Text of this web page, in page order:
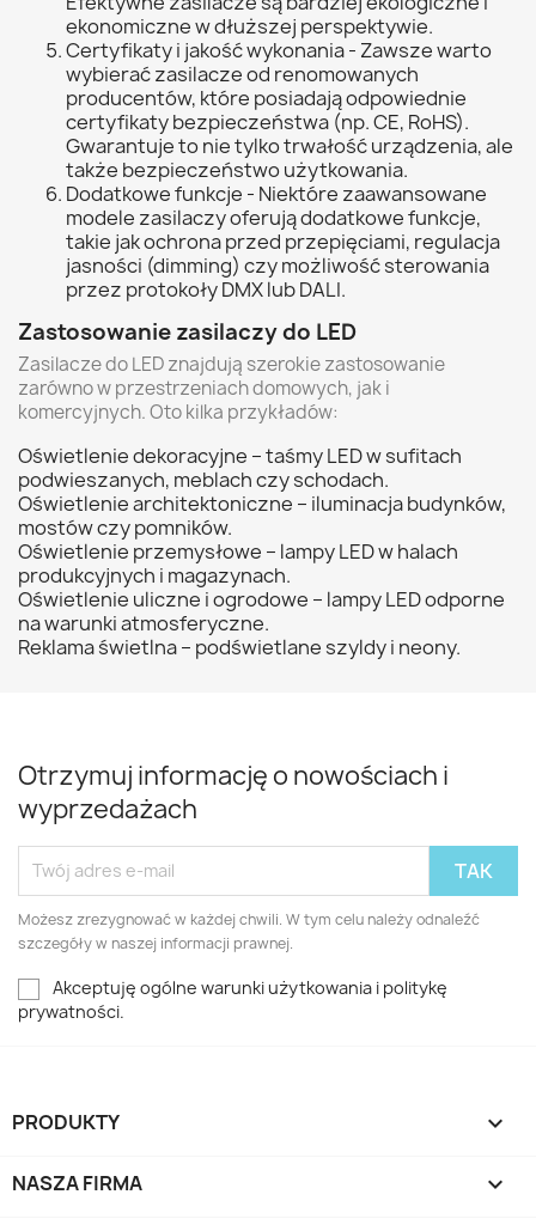
ekonomiczne w dłuższej perspektywie.
Certyfikaty i jakość wykonania - Zawsze warto
wybierać zasilacze od renomowanych
producentów, które posiadają odpowiednie
certyfikaty bezpieczeństwa (np. CE, RoHS).
Gwarantuje to nie tylko trwałość urządzenia, ale
także bezpieczeństwo użytkowania.
Dodatkowe funkcje - Niektóre zaawansowane
modele zasilaczy oferują dodatkowe funkcje,
takie jak ochrona przed przepięciami, regulacja
jasności (dimming) czy możliwość sterowania
przez protokoły DMX lub DALI.
Zastosowanie zasilaczy do LED
Zasilacze do LED znajdują szerokie zastosowanie
zarówno w przestrzeniach domowych, jak i
komercyjnych. Oto kilka przykładów:
Oświetlenie dekoracyjne – taśmy LED w sufitach
podwieszanych, meblach czy schodach.
Oświetlenie architektoniczne – iluminacja budynków,
mostów czy pomników.
Oświetlenie przemysłowe – lampy LED w halach
produkcyjnych i magazynach.
Oświetlenie uliczne i ogrodowe – lampy LED odporne
na warunki atmosferyczne.
Reklama świetlna – podświetlane szyldy i neony.
Otrzymuj informację o nowościach i
wyprzedażach
Możesz zrezygnować w każdej chwili. W tym celu należy odnaleźć
szczegóły w naszej informacji prawnej.
Akceptuję ogólne warunki użytkowania i politykę
prywatności.
PRODUKTY 
NASZA FIRMA 